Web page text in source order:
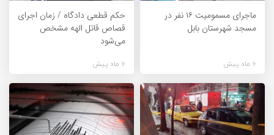
ماجرای مسمومیت ۱۶ نفر در
مسجد شهرستان بابل
6 ماه پیش
حکم قطعی دادگاه / زمان اجرای
قصاص قاتل الهه مشخص
می‌شود
6 ماه پیش